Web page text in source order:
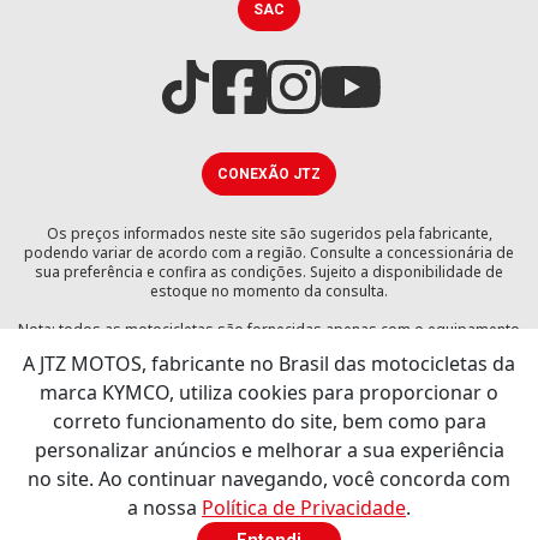
SAC
CONEXÃO JTZ
Os preços informados neste site são sugeridos pela fabricante,
podendo variar de acordo com a região. Consulte a concessionária de
sua preferência e confira as condições. Sujeito a disponibilidade de
estoque no momento da consulta.
Nota: todos as motocicletas são fornecidas apenas com o equipamento
deste sítio Web podem também ser diferentes. As imagens podem
incluir extras opcionais.
Av. Prefeito Luis Latorre, 4950 - Vila das Hortencias - Jundiaí - SP - CEP:
13209-430
JTZ INDUSTRIA E COMERCIO DE VEICULOS LTDA - CNPJ:17.799.666/0002-
35
A JTZ MOTOS, fabricante no Brasil das motocicletas da
marca KYMCO, utiliza cookies para proporcionar o
correto funcionamento do site, bem como para
personalizar anúncios e melhorar a sua experiência
no site. Ao continuar navegando, você concorda com
a nossa Política de Privacidade.